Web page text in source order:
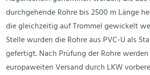
durchgehende Rohre bis 2500 m Länge
die gleichzeitig auf Trommel gewickelt
Stelle wurden die Rohre aus PVC-U als
gefertigt. Nach Prüfung der Rohre
europaweiten Versand durch LKW